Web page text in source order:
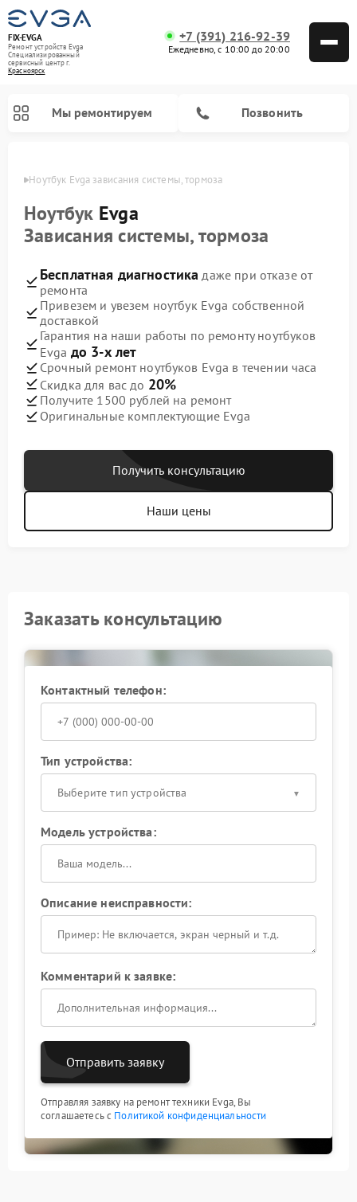
FIX-EVGA
Ремонт устройств Evga
Специализированный
cервисный центр г.
Красноярск
+7 (391) 216-92-39
Ежедневно, с 10:00 до 20:00
Мы ремонтируем Позвонить
Ноутбук Evga зависания системы, тормоза
Ноутбук Evga
Зависания системы, тормоза
Бесплатная диагностика даже при отказе от
ремонта
Привезем и увезем ноутбук Evga собственной
доставкой
Гарантия на наши работы по ремонту ноутбуков
Evga до 3-х лет
Срочный ремонт ноутбуков Evga в течении часа
Скидка для вас до 20%
Получите 1500 рублей на ремонт
Оригинальные комплектующие Evga
Получить консультацию
Наши цены
Заказать консультацию
Контактный телефон:
Тип устройства:
Выберите тип устройства
Модель устройства:
Описание неисправности:
Комментарий к заявке:
Отправить заявку
Отправляя заявку на ремонт техники Evga, Вы
соглашаетесь с Политикой конфиденциальности